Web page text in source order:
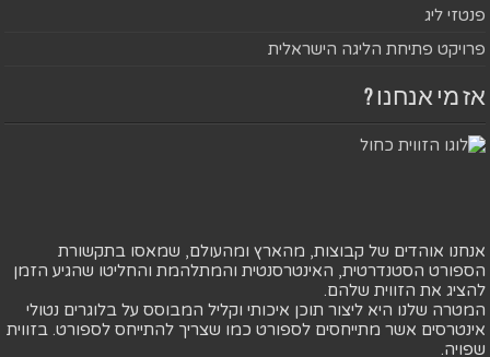
פנטזי ליג
פרויקט פתיחת הליגה הישראלית
אז מי אנחנו ?
אנחנו אוהדים של קבוצות, מהארץ ומהעולם, שמאסו בתקשורת
הספורט הסטנדרטית, האינטרסנטית והמתלהמת והחליטו שהגיע הזמן
להציג את הזווית שלהם.
המטרה שלנו היא ליצור תוכן איכותי וקליל המבוסס על בלוגרים נטולי
אינטרסים אשר מתייחסים לספורט כמו שצריך להתייחס לספורט. בזווית
שפויה.